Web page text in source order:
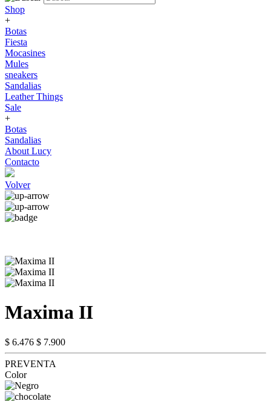
Shop
+
Botas
Fiesta
Mocasines
Mules
sneakers
Sandalias
Leather Things
Sale
+
Botas
Sandalias
About Lucy
Contacto
Volver
Maxima II
$ 6.476 $ 7.900
PREVENTA
Color